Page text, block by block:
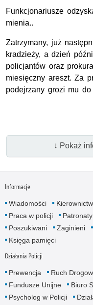
Funkcjonariusze
mienia..
Zatrzymany, już
kradzieży, a dzień
policjantów oraz
miesięczny areszt. Za
podejrzany grozi mu
↓ Pokaż
Informacje
Wiadomości
Praca w policji
Poszukiwani
Zaginieni
Księga pamięci
Działania Policji
Prewencja Ruch
Fundusze Unijne
Biuro
Psycholog w Policji